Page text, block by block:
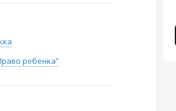
ребенка"